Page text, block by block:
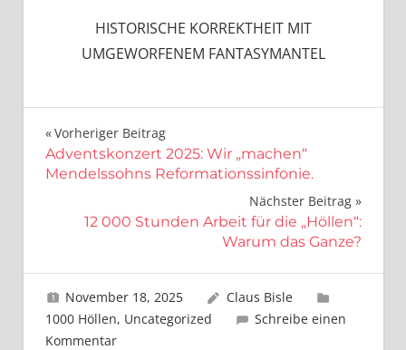
HISTORISCHE KORREKTHEIT MIT
UMGEWORFENEM FANTASYMANTEL
Beitragsnavigation
Vorheriger Beitrag
Adventskonzert 2025: Wir „machen“
Mendelssohns Reformationssinfonie.
Nächster Beitrag
12 000 Stunden Arbeit für die „Höllen“:
Warum das Ganze?
November 18, 2025
Claus Bisle
1000 Höllen, Uncategorized
Schreibe einen
Kommentar